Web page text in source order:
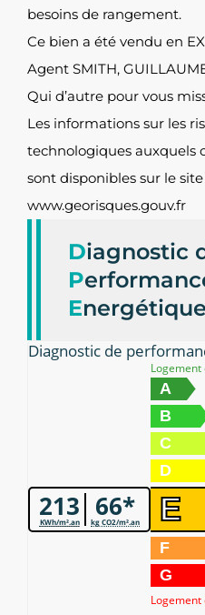
besoins de rangement.
Ce bien a été vendu en
Agent SMITH,
Qui d’autre pour vous
Les informations sur les
technologiques auxquels
sont disponibles sur le
www.georisques.gouv.fr
Diagnostic
P
Energétique
Diagnostic de
213
KWh/m².an 66*
kg CO2/m².an
Logement
A
B
C
D
E
F
G